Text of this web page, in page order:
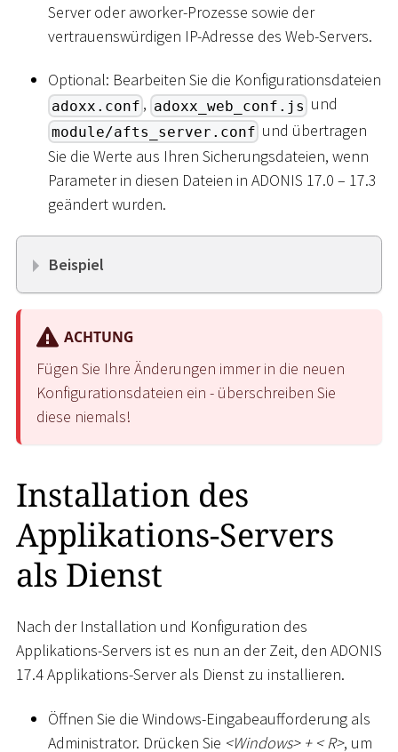
Server oder aworker-Prozesse sowie der
vertrauenswürdigen IP-Adresse des Web-Servers.
Optional: Bearbeiten Sie die Konfigurationsdateien
adoxx.conf , adoxx_web_conf.js und
module/afts_server.conf und übertragen
Sie die Werte aus Ihren Sicherungsdateien, wenn
Parameter in diesen Dateien in ADONIS 17.0 – 17.3
geändert wurden.
Beispiel
ACHTUNG
Fügen Sie Ihre Änderungen immer in die neuen
Konfigurationsdateien ein - überschreiben Sie
diese niemals!
Installation des
Applikations-Servers
als Dienst
Nach der Installation und Konfiguration des
Applikations-Servers ist es nun an der Zeit, den ADONIS
17.4 Applikations-Server als Dienst zu installieren.
Öffnen Sie die Windows-Eingabeaufforderung als
Administrator. Drücken Sie <Windows>+ <R>, um